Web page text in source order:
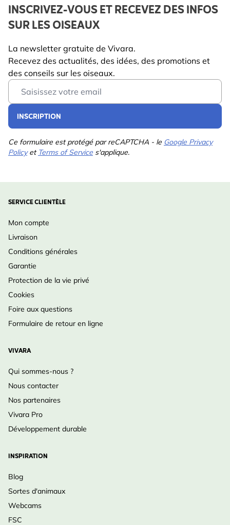
INSCRIVEZ-VOUS ET RECEVEZ DES INFOS
SUR LES OISEAUX
La newsletter gratuite de Vivara.
Recevez des actualités, des idées, des promotions et
des conseils sur les oiseaux.
Email Address
INSCRIPTION
Ce formulaire est protégé par reCAPTCHA - le Google Privacy
Policyet Terms of Service s'applique.
SERVICE CLIENTÈLE
Mon compte
Livraison
Conditions générales
Garantie
Protection de la vie privé
Cookies
Foire aux questions
Formulaire de retour en ligne
VIVARA
Qui sommes-nous ?
Nous contacter
Nos partenaires
Vivara Pro
Développement durable
INSPIRATION
Blog
Sortes d'animaux
Webcams
FSC